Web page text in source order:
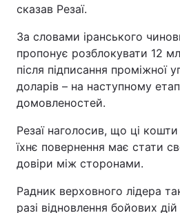
сказав Резаї.
За словами іранського
пропонує розблокувати 12
після підписання проміжної
доларів – на наступному
домовленостей.
Резаї наголосив, що ці
їхнє повернення має стати
довіри між сторонами.
Радник верховного лідера
разі відновлення бойових